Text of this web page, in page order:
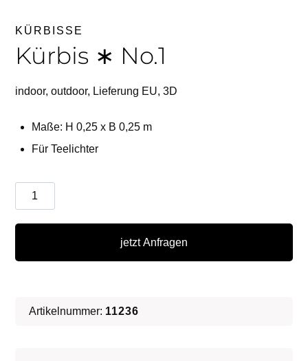
KÜRBISSE
Kürbis ∗ No.1
indoor, outdoor, Lieferung EU, 3D
Maße: H 0,25 x B 0,25 m
Für Teelichter
Kürbis
Menge
jetzt Anfragen
Artikelnummer: 11236